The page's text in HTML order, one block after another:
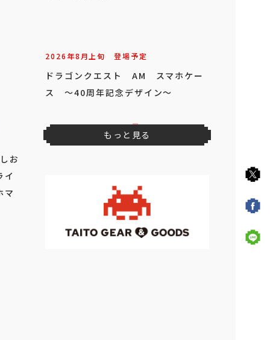
お
イ
マ
2026年8月上旬 登場予定
ドラゴンクエスト AM スマホケー
ス ～40周年記念デザイン～
もっと見る